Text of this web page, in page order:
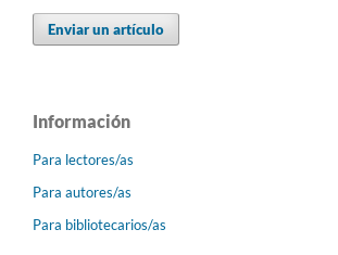
Enviar un artículo
Información
Para lectores/as
Para autores/as
Para bibliotecarios/as